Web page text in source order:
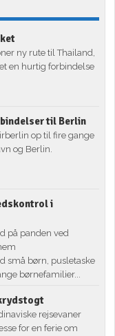
ny rute til Thailand,
en hurtig forbindelse
til Berlin
op til fire gange
og Berlin.
i
på panden ved
små børn, pusletaske
børnefamilier...
rejsevaner
for en ferie om